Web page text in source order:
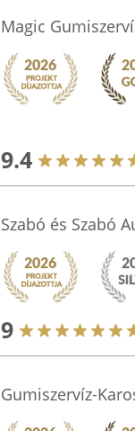
Magic
9.4
Szabó és Szabó
9
Gumiszervíz-